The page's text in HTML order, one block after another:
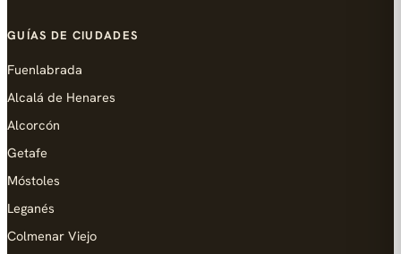
GUÍAS DE CIUDADES
Fuenlabrada
Alcalá de Henares
Alcorcón
Getafe
Móstoles
Leganés
Colmenar Viejo